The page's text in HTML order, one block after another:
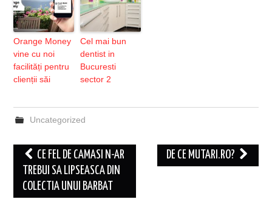
Orange Money
vine cu noi
facilități pentru
clienții săi
Cel mai bun
dentist in
Bucuresti
sector 2
Uncategorized
Post
navigation
CE FEL DE CAMASI N-AR
TREBUI SA LIPSEASCA DIN
COLECTIA UNUI BARBAT
DE CE MUTARI.RO?